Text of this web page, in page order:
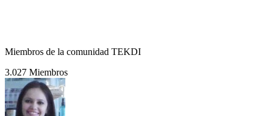
Miembros de la comunidad TEKDI
3.027 Miembros